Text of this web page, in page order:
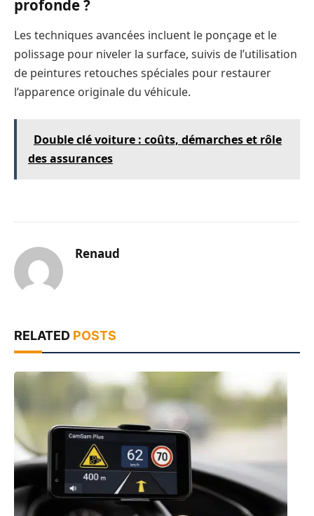
profonde ?
Les techniques avancées incluent le ponçage et le
polissage pour niveler la surface, suivis de l’utilisation
de peintures retouches spéciales pour restaurer
l’apparence originale du véhicule.
Double clé voiture : coûts, démarches et rôle
des assurances
Renaud
RELATED POSTS